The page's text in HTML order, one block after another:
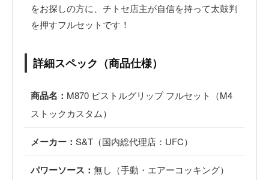
をお探しの方に、チトセ店主が自信を持って太鼓判
を押すフルセットです！
詳細スペック（商品仕様）
商品名： M870 ピストルグリップ フルセット（M4
ストックカスタム）
メーカー： S&T（国内総代理店：UFC）
パワーソース： 無し（手動・エアーコッキング）